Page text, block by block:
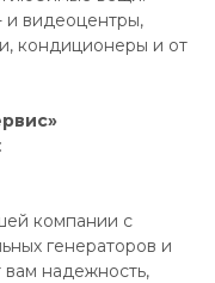
и видеоцентры,
кондиционеры и от
компании с
генераторов и
вам надежность,